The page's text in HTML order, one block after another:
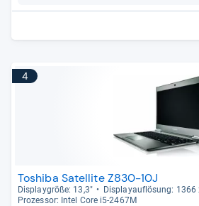
4
Toshiba Satellite Z830-10J
Dis­play­größe: 13,3"
Dis­pla­yauf­lö­sung: 1366
Pro­zes­sor: Intel Core i5-​2467M